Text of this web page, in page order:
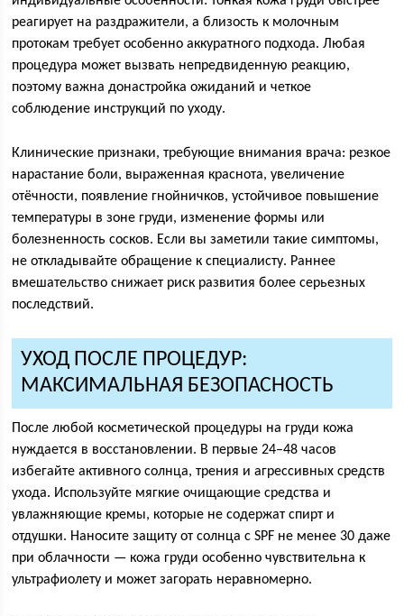
реагирует на раздражители, а близость к молочным
протокам требует особенно аккуратного подхода. Любая
процедура может вызвать непредвиденную реакцию,
поэтому важна донастройка ожиданий и четкое
соблюдение инструкций по уходу.
Клинические признаки, требующие внимания врача: резкое
нарастание боли, выраженная краснота, увеличение
отёчности, появление гнойничков, устойчивое повышение
температуры в зоне груди, изменение формы или
болезненность сосков. Если вы заметили такие симптомы,
не откладывайте обращение к специалисту. Раннее
вмешательство снижает риск развития более серьезных
последствий.
УХОД ПОСЛЕ ПРОЦЕДУР:
МАКСИМАЛЬНАЯ БЕЗОПАСНОСТЬ
После любой косметической процедуры на груди кожа
нуждается в восстановлении. В первые 24–48 часов
избегайте активного солнца, трения и агрессивных средств
ухода. Используйте мягкие очищающие средства и
увлажняющие кремы, которые не содержат спирт и
отдушки. Наносите защиту от солнца с SPF не менее 30 даже
при облачности — кожа груди особенно чувствительна к
ультрафиолету и может загорать неравномерно.